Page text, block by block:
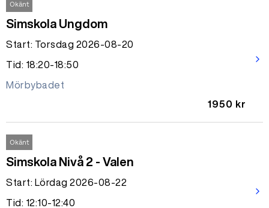
Okänt
Simskola Ungdom
Start: Torsdag 2026-08-20
Tid: 18:20-18:50
Mörbybadet
1950 kr
arrow_forward_ios
Okänt
Simskola Nivå 2 - Valen
Start: Lördag 2026-08-22
Tid: 12:10-12:40
arrow_forward_ios